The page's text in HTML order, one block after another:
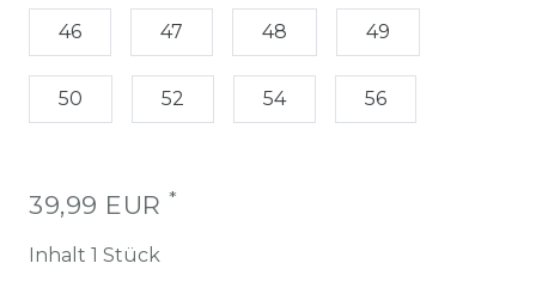
46 47 48 49
50 52 54 56
39,99 EUR *
Inhalt 1 Stück